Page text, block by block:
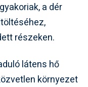
a dér
részeken.
látens hő
környezet